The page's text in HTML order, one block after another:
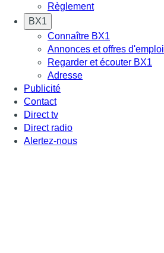
Règlement
BX1
Connaître BX1
Annonces et offres d'emploi
Regarder et écouter BX1
Adresse
Publicité
Contact
Direct tv
Direct radio
Alertez-nous